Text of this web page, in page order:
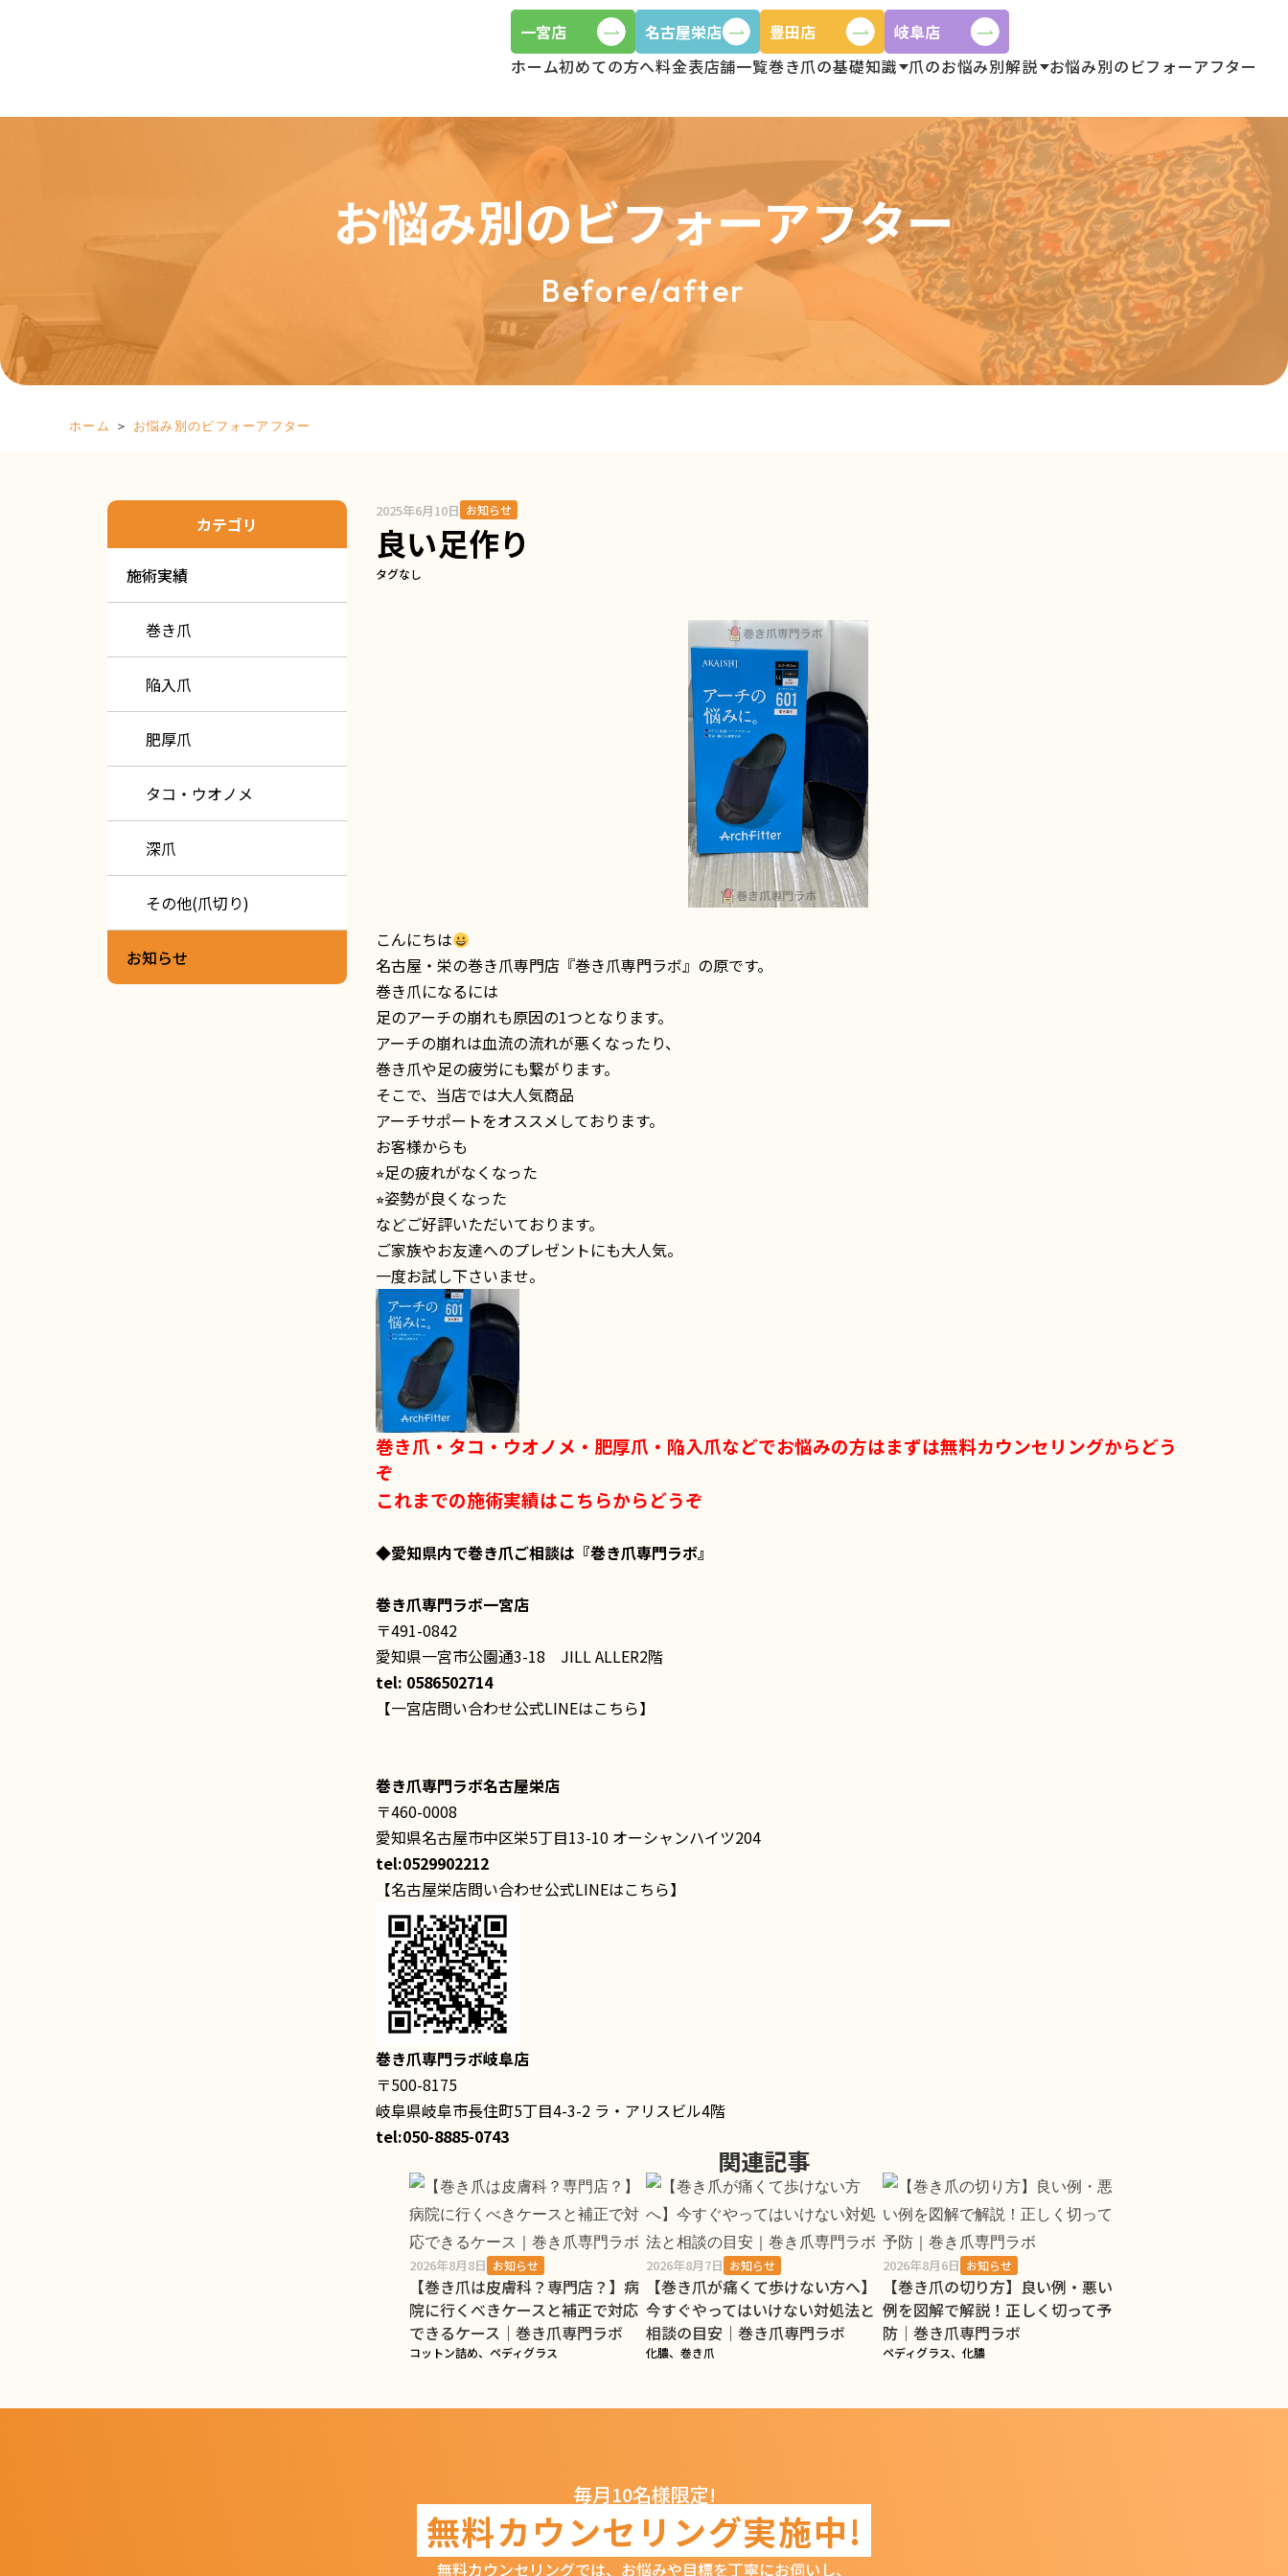
一宮店 名古屋栄店 豊田店
岐阜店
ホーム初めての方へ料金表店舗一覧巻き爪の基礎知識 爪のお悩み別解説 お悩み別のビフォーアフター
お悩み別のビフォーアフター
Before/after
ホーム ＞ お悩み別のビフォーアフター
カテゴリ
施術実績
巻き爪
陥入爪
肥厚爪
タコ・ウオノメ
深爪
その他(爪切り)
お知らせ
2025年6月10日 お知らせ
良い足作り
タグなし
こんにちは
名古屋・栄の巻き爪専門店『巻き爪専門ラボ』の原です。
巻き爪になるには
足のアーチの崩れも原因の1つとなります。
アーチの崩れは血流の流れが悪くなったり、
巻き爪や足の疲労にも繋がります。
そこで、当店では大人気商品
アーチサポートをオススメしております。
お客様からも
⭐︎足の疲れがなくなった
⭐︎姿勢が良くなった
などご好評いただいております。
ご家族やお友達へのプレゼントにも大人気。
一度お試し下さいませ。
巻き爪・タコ・ウオノメ・肥厚爪・陥入爪などでお悩みの方はまずは無料カウンセリングからどう
ぞ
これまでの施術実績はこちらからどうぞ
◆愛知県内で巻き爪ご相談は 『巻き爪専門ラボ』
巻き爪専門ラボ一宮店
〒491-0842
愛知県一宮市公園通3-18 JILL ALLER2階
tel: 0586502714
【一宮店問い合わせ公式LINEはこちら】
巻き爪専門ラボ名古屋栄店
〒460-0008
愛知県名古屋市中区栄5丁目13-10 オーシャンハイツ204
tel:0529902212
【名古屋栄店問い合わせ公式LINEはこちら】
巻き爪専門ラボ岐阜店
〒500-8175
岐阜県岐阜市長住町5丁目4-3-2 ラ・アリスビル4階
tel:050-8885-0743
関連記事
2026年8月8日 お知らせ
【巻き爪は皮膚科？専門店？】病
院に行くべきケースと補正で対応
できるケース｜巻き爪専門ラボ
コットン詰め、ペディグラス
2026年8月7日 お知らせ
【巻き爪が痛くて歩けない方へ】
今すぐやってはいけない対処法と
相談の目安｜巻き爪専門ラボ
化膿、巻き爪
2026年8月6日 お知らせ
【巻き爪の切り方】良い例・悪い
例を図解で解説！正しく切って予
防｜巻き爪専門ラボ
ペディグラス、化膿
毎月10名様限定!
無料カウンセリング実施中!
無料カウンセリングでは、 お悩みや目標を丁寧にお伺いし、